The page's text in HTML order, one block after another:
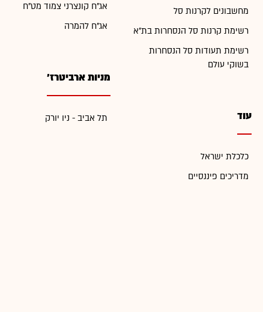
מחשבונים לקרנות סל
רשימת קרנות סל הנסחרות בת"א
רשימת תעודות סל הנסחרות
בשוקי עולם
עוד
כלכלת ישראל
מדריכים פיננסיים
אג"ח קונצרני צמוד מט"ח
אג"ח להמרה
מניות ארביטרז'
תל אביב - ניו יורק